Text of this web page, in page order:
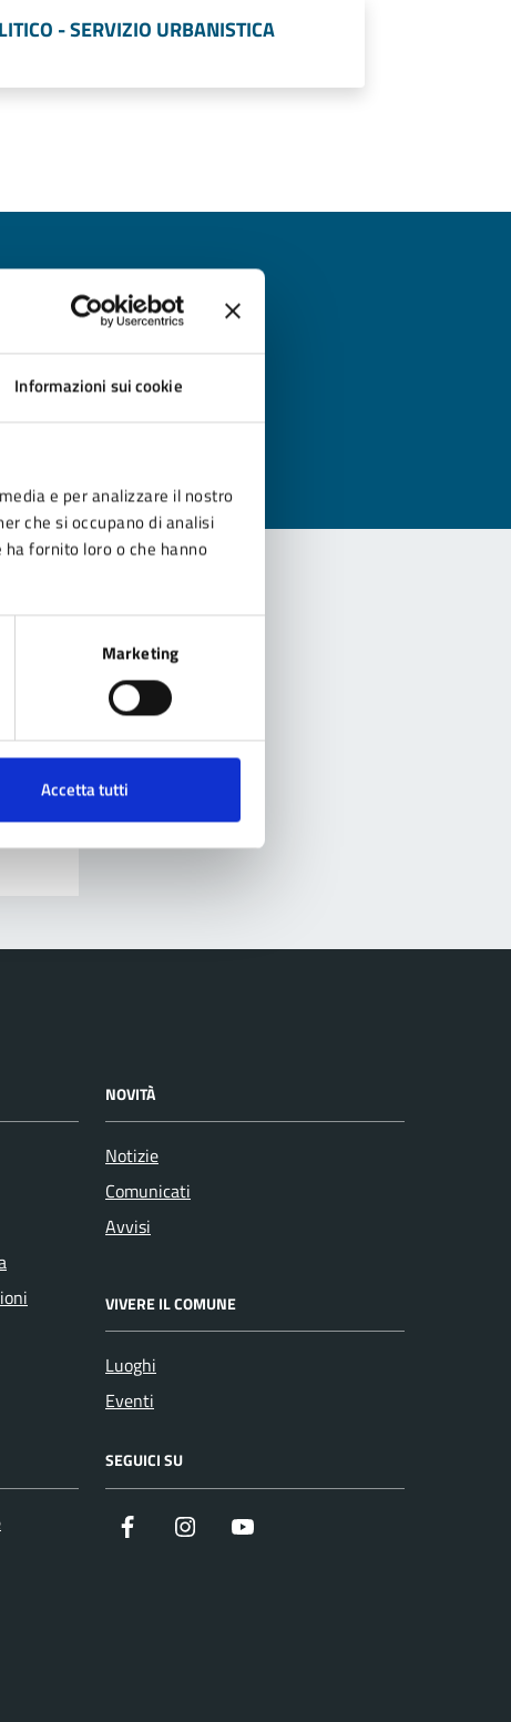
Informazioni sui cookie
e per analizzare il nostro
che si occupano di analisi
fornito loro o che hanno
Marketing
Accetta tutti
- SERVIZIO URBANISTICA
NOVITÀ
Notizie
Comunicati
Avvisi
VIVERE IL COMUNE
Luoghi
Eventi
SEGUICI SU
Facebook Instagram